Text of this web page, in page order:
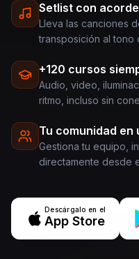
Setlist con
Lleva las canciones
transposición al tono
+120 cursos
Audio, video,
ritmo, incluso sin
Tu comunidad en
Gestiona tu equipo,
directamente desde
Descárgalo en el
App Store